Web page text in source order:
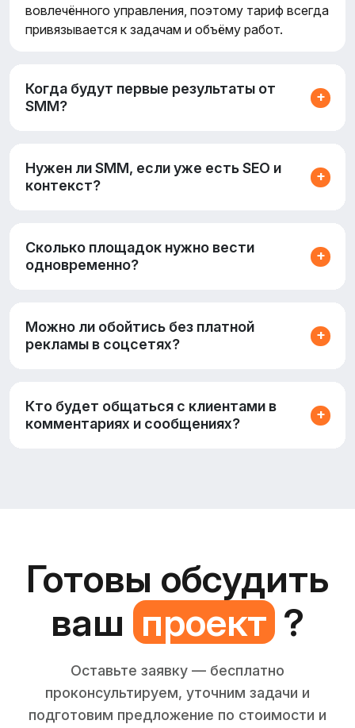
вовлечённого управления, поэтому тариф всегда
привязывается к задачам и объёму работ.
Когда будут первые результаты от
SMM?
Нужен ли SMM, если уже есть SEO и
контекст?
Сколько площадок нужно вести
одновременно?
Можно ли обойтись без платной
рекламы в соцсетях?
Кто будет общаться с клиентами в
комментариях и сообщениях?
Готовы обсудить
ваш проект ?
Оставьте заявку — бесплатно
проконсультируем, уточним задачи и
подготовим предложение по стоимости и